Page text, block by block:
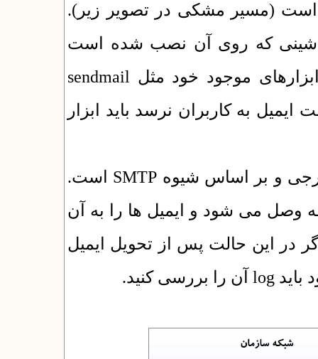
است (مسیر مشکی در تصویر زیر).
ماشینی که روی آن نصب شده است
تحویل می دهد تا سیستم عامل بر اساس ابزارهای موجود خود مثل sendmail
ایمیل به کاربران نرسد باید ابزار
حالت دوم استفاده از سرور ارسال ایمیل خارجی و بر اساس شیوه SMTP است.
وصل می شود و ایمیل ها را به آن
در این حالت پس از تحویل ایمیل